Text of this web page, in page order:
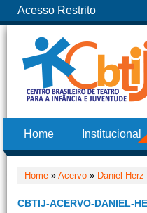
Acesso Restrito
Home Institucional
Home » Acervo » Daniel Herz
CBTIJ-ACERVO-DANIEL-